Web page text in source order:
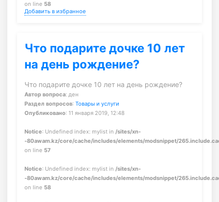
on line 58
Добавить в избранное
Что подарите дочке 10 лет
на день рождение?
Что подарите дочке 10 лет на день рождение?
Автор вопроса: ден
Раздел вопросов: Товары и услуги
Опубликовано: 11 января 2019, 12:48
Notice: Undefined index: mylist in /sites/xn-
-80awam.kz/core/cache/includes/elements/modsnippet/
on line 57
Notice: Undefined index: mylist in /sites/xn-
-80awam.kz/core/cache/includes/elements/modsnippet/
on line 58